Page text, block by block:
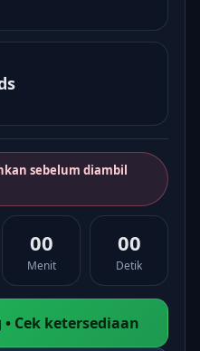
sebelum diambil
00
Menit
00
Detik
Cek ketersediaan